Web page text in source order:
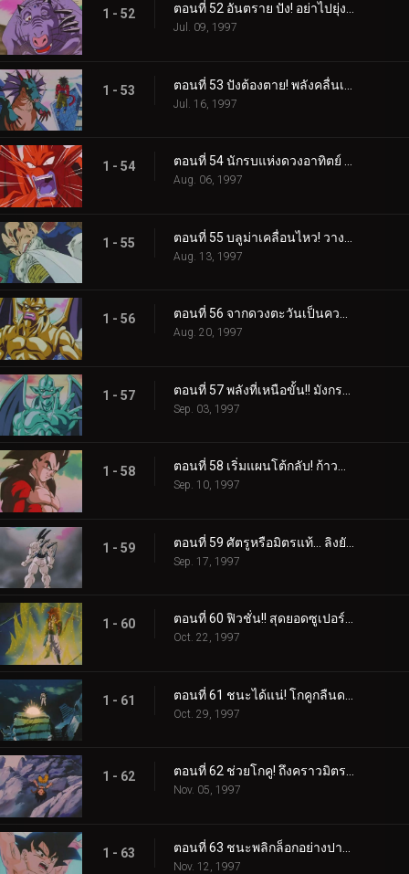
1 - 52 ตอนที่ 52 อันตราย ปัง! อย่าไปยุ่งกับมังกร 7 ดาว
Jul. 09, 1997
1 - 53
Jul. 16, 1997
1 - 54 ตอนที่ 54 นักรบแห่งดวงอาทิตย์ พลังความร้อน 6000 องศา!
Aug. 06, 1997
1 - 55
Aug. 13, 1997
1 - 56 ตอนที่ 56 จากดวงตะวันเป็นความหนาวสุดขั้ว! สองพี่น้องมังกรน้ำแข็ง และ เปลวเพลิง
Aug. 20, 1997
1 - 57
Sep. 03, 1997
1 - 58 ตอนที่ 58 เริ่มแผนโต้กลับ! ก้าวข้ามพลังของซูเปอร์ไซย่า 4
Sep. 10, 1997
1 - 59
Sep. 17, 1997
1 - 60 ตอนที่ 60 ฟิวชั่น!! สุดยอดซูเปอร์โกจีต้า
Oct. 22, 1997
1 - 61
Oct. 29, 1997
1 - 62 ตอนที่ 62 ช่วยโกคู! ถึงคราวมิตรคนสุดท้ายออกโรง
Nov. 05, 1997
1 - 63
Nov. 12, 1997